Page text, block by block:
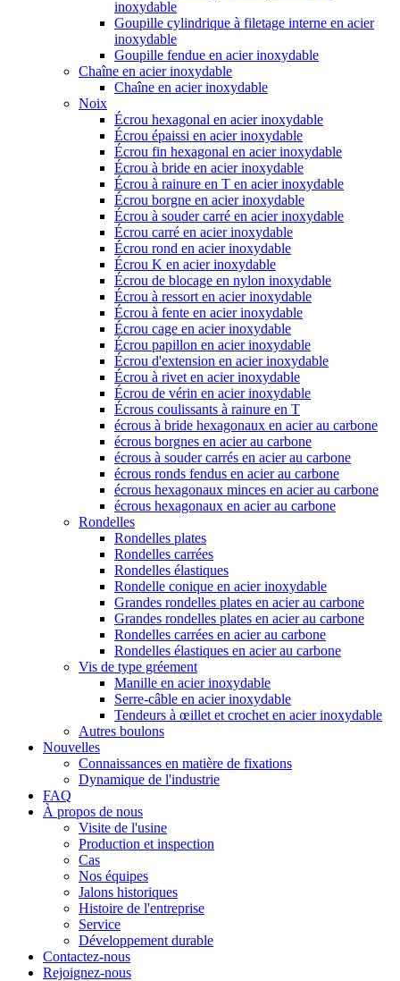
inoxydable
Goupille cylindrique à filetage interne en acier
inoxydable
Goupille fendue en acier inoxydable
Chaîne en acier inoxydable
Chaîne en acier inoxydable
Noix
Écrou hexagonal en acier inoxydable
Écrou épaissi en acier inoxydable
Écrou fin hexagonal en acier inoxydable
Écrou à bride en acier inoxydable
Écrou à rainure en T en acier inoxydable
Écrou borgne en acier inoxydable
Écrou à souder carré en acier inoxydable
Écrou carré en acier inoxydable
Écrou rond en acier inoxydable
Écrou K en acier inoxydable
Écrou de blocage en nylon inoxydable
Écrou à ressort en acier inoxydable
Écrou à fente en acier inoxydable
Écrou cage en acier inoxydable
Écrou papillon en acier inoxydable
Écrou d'extension en acier inoxydable
Écrou à rivet en acier inoxydable
Écrou de vérin en acier inoxydable
Écrous coulissants à rainure en T
écrous à bride hexagonaux en acier au carbone
écrous borgnes en acier au carbone
écrous à souder carrés en acier au carbone
écrous ronds fendus en acier au carbone
écrous hexagonaux minces en acier au carbone
écrous hexagonaux en acier au carbone
Rondelles
Rondelles plates
Rondelles carrées
Rondelles élastiques
Rondelle conique en acier inoxydable
Grandes rondelles plates en acier au carbone
Grandes rondelles plates en acier au carbone
Rondelles carrées en acier au carbone
Rondelles élastiques en acier au carbone
Vis de type gréement
Manille en acier inoxydable
Serre-câble en acier inoxydable
Tendeurs à œillet et crochet en acier inoxydable
Autres boulons
Nouvelles
Connaissances en matière de fixations
Dynamique de l'industrie
FAQ
À propos de nous
Visite de l'usine
Production et inspection
Cas
Nos équipes
Jalons historiques
Histoire de l'entreprise
Service
Développement durable
Contactez-nous
Rejoignez-nous